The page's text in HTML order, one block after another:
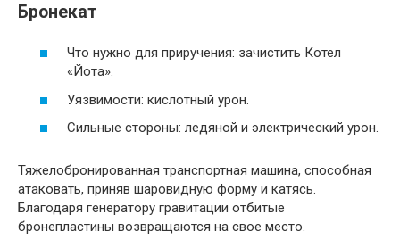
Бронекат
Что нужно для приручения: зачистить Котел
«Йота».
Уязвимости: кислотный урон.
Сильные стороны: ледяной и электрический урон.
Тяжелобронированная транспортная машина, способная
атаковать, приняв шаровидную форму и катясь.
Благодаря генератору гравитации отбитые
бронепластины возвращаются на свое место.